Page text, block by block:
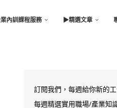
內訓課程服務 ▶︎精選文章
訂閱我們，每週給你新的
每週精選實用職場/產業知